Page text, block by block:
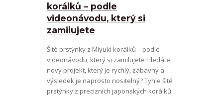
korálků – podle
videonávodu, který si
zamilujete
Šité prstýnky z Miyuki korálků – podle
videonávodu, který si zamilujete Hledáte
nový projekt, který je rychlý, zábavný a
výsledek je naprosto nositelný? Tyhle šité
prstýnky z precizních japonských korálků